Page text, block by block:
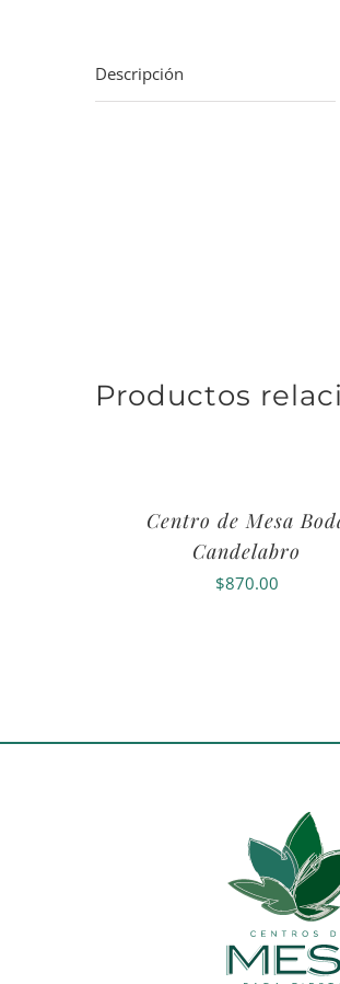
Descripción
Productos
Centro de Mesa
Candelabro
$870.00